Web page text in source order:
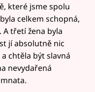
které jsme spolu
celkem schopná,
třetí žena byla
jí absolutně nic
chtěla být slavná
nevydařená